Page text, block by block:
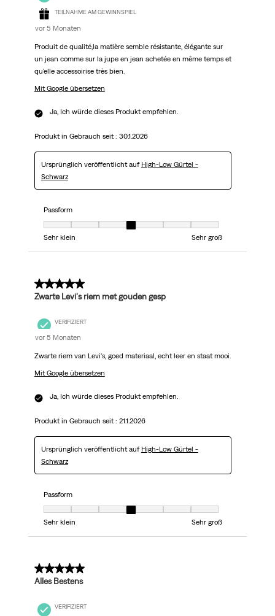
TEILNAHME AM GEWINNSPIEL
vor 5 Monaten
Produit de qualité,la matière semble résistante, élégante sur
un jean comme sur la jupe en jean achetée en même temps et
qu'elle accessoirise très bien.
Mit Google übersetzen
Ja, Ich würde dieses Produkt empfehlen.
Produkt in Gebrauch seit : 30.1.2026
Ursprünglich veröffentlicht auf High-Low Gürtel -
Schwarz
Passform
Passform, 4 von 7, wobei 1 gleich Sehr klein ist und 7 gleich Sehr groß
Sehr klein
Sehr groß
5 von 5 Sternen.
Zwarte Levi's riem met gouden gesp
VERIFIZIERT
vor 5 Monaten
Zwarte riem van Levi's, goed materiaal, echt leer en staat mooi.
Mit Google übersetzen
Ja, Ich würde dieses Produkt empfehlen.
Produkt in Gebrauch seit : 21.1.2026
Ursprünglich veröffentlicht auf High-Low Gürtel -
Schwarz
Passform
Passform, 4 von 7, wobei 1 gleich Sehr klein ist und 7 gleich Sehr groß
Sehr klein
Sehr groß
5 von 5 Sternen.
Alles Bestens
VERIFIZIERT